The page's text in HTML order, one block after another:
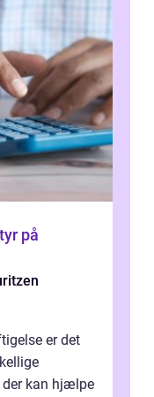
er det
der kan hjælpe